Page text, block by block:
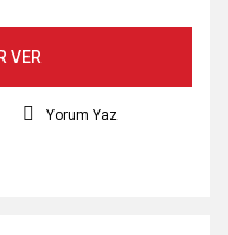
VER
Yorum Yaz